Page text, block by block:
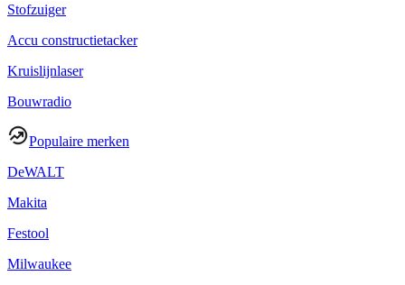
Stofzuiger
Accu constructietacker
Kruislijnlaser
Bouwradio
Populaire merken
DeWALT
Makita
Festool
Milwaukee